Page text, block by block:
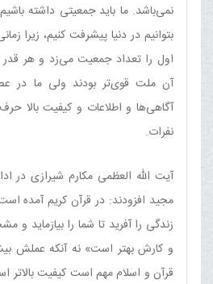
نمی‌باشد. ما باید جمعیتی داشته
بتوانیم در دنیا پیشرفت کنیم، زیرا
اول را تعداد جمعیت می‌زد و هر
آن ملت قوی‌تر بودند ولی ما در
آگاهی‌ها و اطلاعات و کیفیت بالا
نفرات.
آیت الله العظمی مکارم شیرازی در
مجید افزودند: در قرآن کریم آمده
زندگی را آفرید تا شما را
و کارش بهتر است» نه آنکه عملش
قرآن و اسلام مهم است کیفیت بالاتر